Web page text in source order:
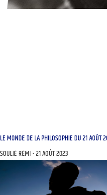
LE MONDE DE LA PHILOSOPHIE DU 21 AOÛT
SOULIÉ RÉMI 21 AOÛT 2023